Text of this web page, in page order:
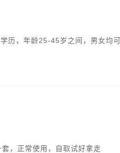
历，年龄25-45岁之间，男女均
，正常使用，自取试好拿走